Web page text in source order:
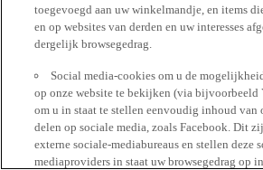
toegevoegd aan uw winkelmandje, en items
en op websites van derden en uw interesses
dergelijk browsegedrag.
Social media-cookies om u de
op onze website te bekijken (via bijvoorbeeld
om u in staat te stellen eenvoudig inhoud van
delen op sociale media, zoals Facebook. Dit
externe sociale-mediabureaus en stellen deze
mediaproviders in staat uw browsegedrag op